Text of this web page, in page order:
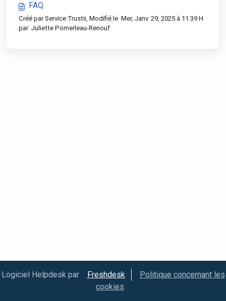
FAQ
Créé par Service Trustii, Modifié le Mer, Janv. 29, 2025 à 11:39 H
par Juliette Pomerleau-Renouf
Logiciel Helpdesk par Freshdesk
Politique concernant les
cookies